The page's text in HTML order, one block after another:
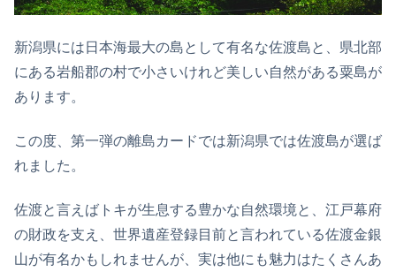
新潟県には日本海最大の島として有名な佐渡島と、県北部
にある岩船郡の村で小さいけれど美しい自然がある粟島が
あります。
この度、第一弾の離島カードでは新潟県では佐渡島が選ば
れました。
佐渡と言えばトキが生息する豊かな自然環境と、江戸幕府
の財政を支え、世界遺産登録目前と言われている佐渡金銀
山が有名かもしれませんが、実は他にも魅力はたくさんあ